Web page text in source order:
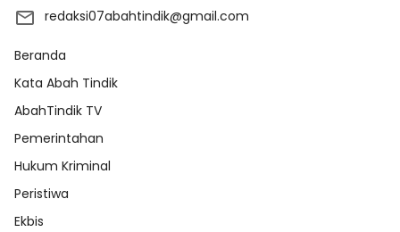
redaksi07abahtindik@gmail.com
Beranda
Kata Abah Tindik
AbahTindik TV
Pemerintahan
Hukum Kriminal
Peristiwa
Ekbis